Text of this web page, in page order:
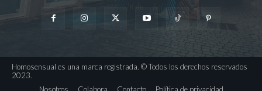
Homosensual es una marca registrada. © Todos los derechos reservados
2023.